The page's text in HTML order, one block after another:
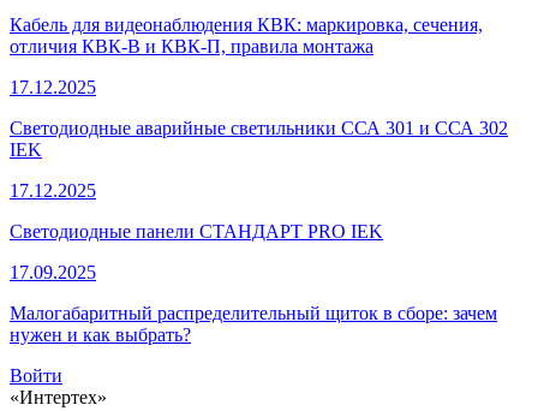
Кабель для видеонаблюдения КВК: маркировка, сечения,
отличия КВК-В и КВК-П, правила монтажа
17.12.2025
Светодиодные аварийные светильники ССА 301 и ССА 302
IEK
17.12.2025
Светодиодные панели СТАНДАРТ PRO IEK
17.09.2025
Малогабаритный распределительный щиток в сборе: зачем
нужен и как выбрать?
Войти
«Интертех»